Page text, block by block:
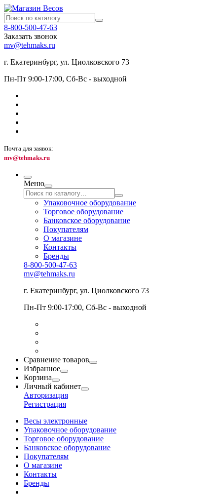
8-800-500-47-63
Заказать звонок
mv@tehmaks.ru
г. Екатеринбург, ул. Циолковского 73
Пн-Пт 9:00-17:00, Сб-Вс - выходной
Почта для заявок:
mv@tehmaks.ru
Меню
Упаковочное оборудование
Торговое оборудование
Банковское оборудование
Покупателям
О магазине
Контакты
Бренды
8-800-500-47-63
mv@tehmaks.ru
г. Екатеринбург, ул. Циолковского 73
Пн-Пт 9:00-17:00, Сб-Вс - выходной
Сравнение товаров
Избранное
Корзина
Личный кабинет
Авторизация
Регистрация
Весы электронные
Упаковочное оборудование
Торговое оборудование
Банковское оборудование
Покупателям
О магазине
Контакты
Бренды